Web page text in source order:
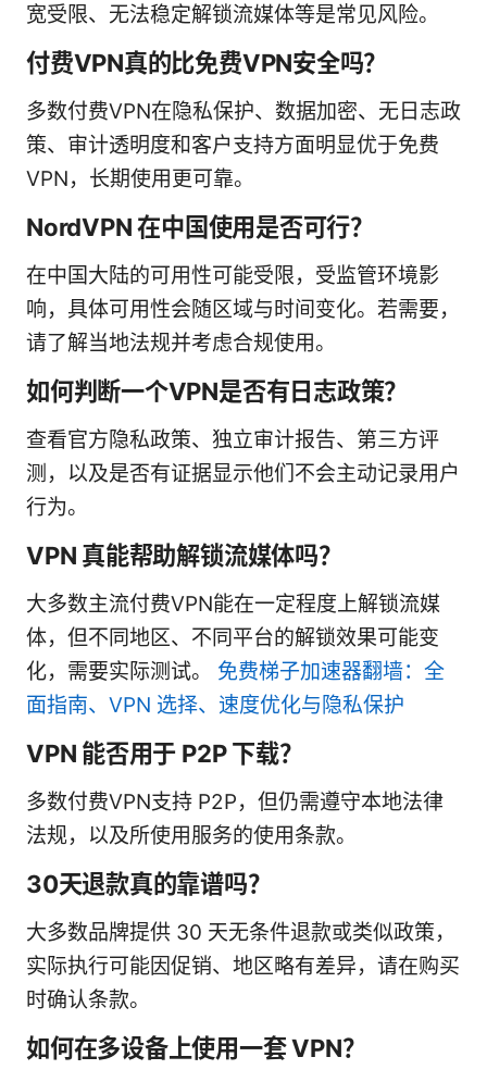
宽受限、无法稳定解锁流媒体等是常见风险。
付费VPN真的比免费VPN安全吗？
多数付费VPN在隐私保护、数据加密、无日志政
策、审计透明度和客户支持方面明显优于免费
VPN，长期使用更可靠。
NordVPN 在中国使用是否可行？
在中国大陆的可用性可能受限，受监管环境影
响，具体可用性会随区域与时间变化。若需要，
请了解当地法规并考虑合规使用。
如何判断一个VPN是否有日志政策？
查看官方隐私政策、独立审计报告、第三方评
测，以及是否有证据显示他们不会主动记录用户
行为。
VPN 真能帮助解锁流媒体吗？
大多数主流付费VPN能在一定程度上解锁流媒
体，但不同地区、不同平台的解锁效果可能变
化，需要实际测试。 免费梯子加速器翻墙：全
面指南、VPN 选择、速度优化与隐私保护
VPN 能否用于 P2P 下载？
多数付费VPN支持 P2P，但仍需遵守本地法律
法规，以及所使用服务的使用条款。
30天退款真的靠谱吗？
大多数品牌提供 30 天无条件退款或类似政策，
实际执行可能因促销、地区略有差异，请在购买
时确认条款。
如何在多设备上使用一套 VPN？